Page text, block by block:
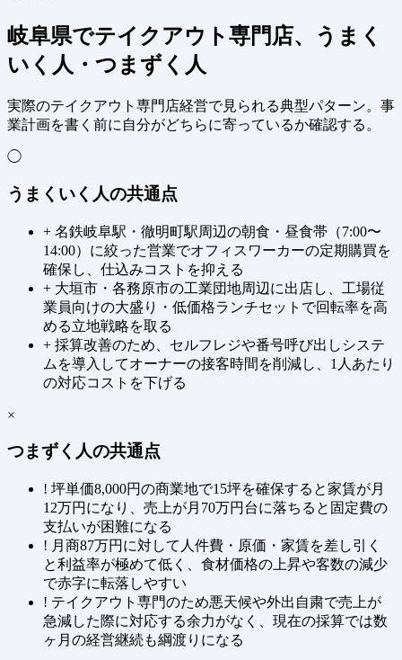
岐阜県でテイクアウト専門店、うまく
いく人・つまずく人
実際のテイクアウト専門店経営で見られる典型パターン。事
業計画を書く前に自分がどちらに寄っているか確認する。
◯
うまくいく人の共通点
+ 名鉄岐阜駅・徹明町駅周辺の朝食・昼食帯（7:00〜
14:00）に絞った営業でオフィスワーカーの定期購買を
確保し、仕込みコストを抑える
+ 大垣市・各務原市の工業団地周辺に出店し、工場従
業員向けの大盛り・低価格ランチセットで回転率を高
める立地戦略を取る
+ 採算改善のため、セルフレジや番号呼び出しシステ
ムを導入してオーナーの接客時間を削減し、1人あたり
の対応コストを下げる
×
つまずく人の共通点
! 坪単価8,000円の商業地で15坪を確保すると家賃が月
12万円になり、売上が月70万円台に落ちると固定費の
支払いが困難になる
! 月商87万円に対して人件費・原価・家賃を差し引く
と利益率が極めて低く、食材価格の上昇や客数の減少
で赤字に転落しやすい
! テイクアウト専門のため悪天候や外出自粛で売上が
急減した際に対応する余力がなく、現在の採算では数
ヶ月の経営継続も綱渡りになる